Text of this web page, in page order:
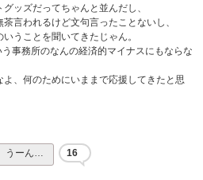
ッズだってちゃんと並んだし、
言われるけど文句言ったことないし、
うことを聞いてきたじゃん。
う事務所のなんの経済的マイナスにもならな
、何のためにいままで応援してきたと思
うーん… 16